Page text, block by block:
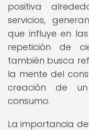
positiva
servicios,
que influye en
repetición de
también busca
la mente del
creación de
consumo.
La importancia